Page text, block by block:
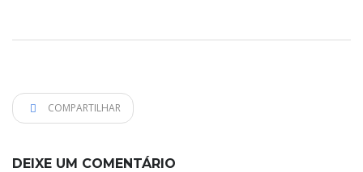
COMPARTILHAR
DEIXE UM COMENTÁRIO